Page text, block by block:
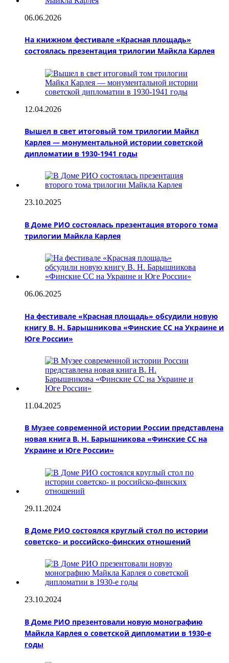
06.06.2026
На книжном фестивале «Красная площадь»
состоялась презентация трилогии Майкла Карлея
12.04.2026
Вышел в свет итоговый том трилогии Майкл
Карлея — монументальной истории советской
дипломатии в 1930-1941 годы
23.10.2025
В Доме РИО состоялась презентация второго тома
трилогии Майкла Карлея
06.06.2025
На фестивале «Красная площадь» обсудили новую
книгу В. Н. Барышникова «Финские СС на Украине и
Юге России»
11.04.2025
В Музее современной истории России представлена
новая книга В. Н. Барышникова «Финские СС на
Украине и Юге России»
29.11.2024
В Доме РИО состоялся круглый стол по истории
советско- и российско-финских отношений
23.10.2024
В Доме РИО презентовали новую монографию
Майкла Карлея о советской дипломатии в 1930-е
годы